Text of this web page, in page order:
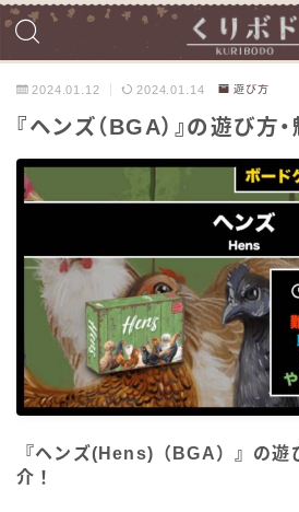
2024.01.12 2024.01.14 遊び方
『ヘンズ（BGA）』の遊び方
『ヘンズ(Hens)（BGA）』の遊
介！